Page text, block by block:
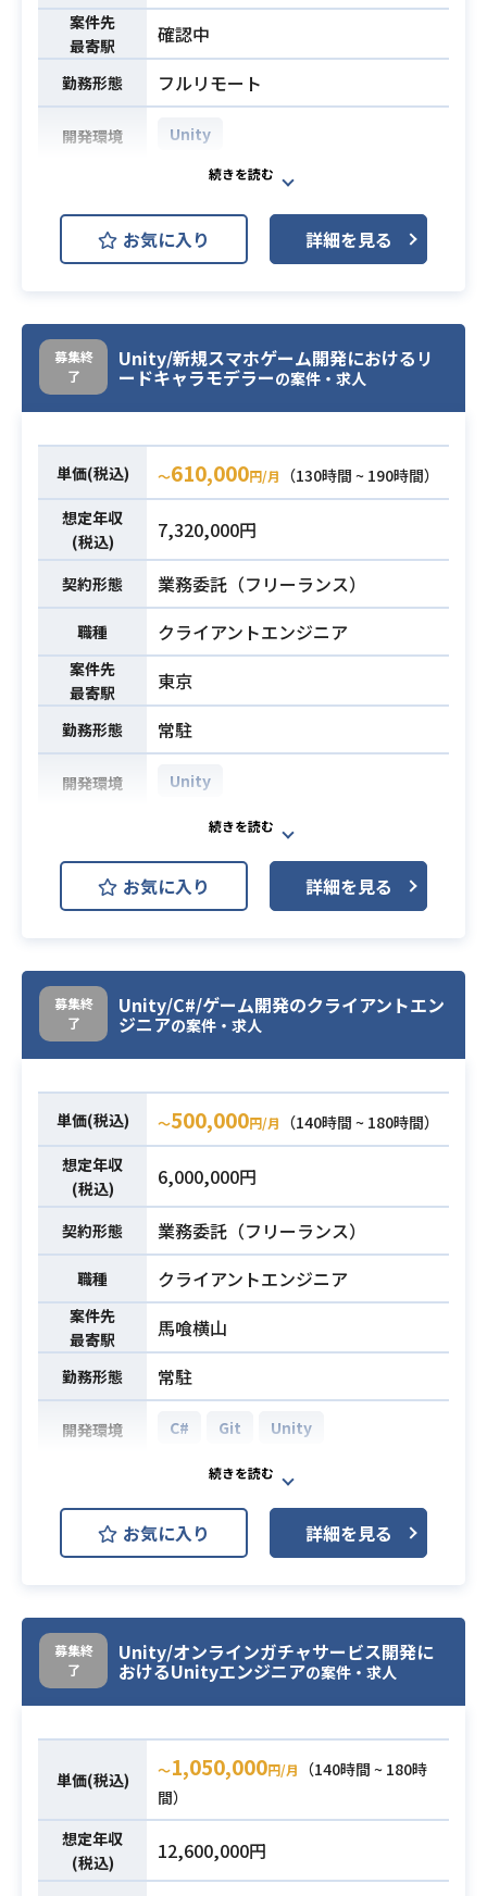
案件先
最寄駅
確認中
勤務形態 フルリモート
開発環境 Unity
某ゲーム企業において、下記の業務
を担当いただく想定です。
・Unityを利用したゲーム開発・運用
・ゲーム内 UI （アウトゲームコンテ
・仕様相談から要件・期間の見積も
り、実装
※詳細は面談時にお伝えいたしま
す。
必須スキル
・Unity (C#) を利用したゲーム開発
の業務経験
・uGUI によるゲーム内 UI の開発経
験（1年以上）
・UniRx, UniTask の利用経験
・UnitTest の実装経験
・PR のレビュー経験
お気に入り 詳細を見る
募集終
了
Unity/新規スマホゲーム開発におけるリ
ードキャラモデラーの案件・求人
単価(税込) 〜610,000円/月
（130時間 ~ 190時間）
想定年収
(税込)
7,320,000円
契約形態 業務委託（フリーランス）
職種 クライアントエンジニア
案件先
最寄駅
東京
勤務形態 常駐
開発環境 Unity
新規開発中のスマートフォン向けゲ
ームプロジェクトにおける、リード
キャラモデラー業務です。
キャラクターモデルに関する仕様策
シェーダー表現設計、
Unity上での実装確認・調整まで、プ
ログラム班やアート班と連携しなが
ら一貫して主導していただきます。
Googleスプレッドシート、Google
ドキュメント、Googleスライド等を
る概要書・仕様書の作成および実機
調整を担っていただきます。
・キャラクターモデルの仕様策定
・メッシュ構造、トポロジー方針の
定義
・シェーダーによるキャラクター表
現設計
・描画負荷、実機動作を考慮した設
計指針の整理
・作成した仕様書をベースとした、
プログラム班・アート班への作業依
頼およびUnity上での実装確認・調整
・仕様書に記載したパラメータや設
計意図のUnityへの反映、および実機
必須スキル
・コンシューマゲーム開発の実務経
験（8年以上）
・Unityを用いたキャラクターモデル
・キャラクターのメッシュ構造、ト
ポロジー設計の実務経験
・シェーダーを用いたキャラクター
・他職種（プログラマーやデザイナ
ー等）と仕様ベースで調整・進行し
お気に入り 詳細を見る
募集終
了
Unity/C#/ゲーム開発のクライアントエン
ジニアの案件・求人
単価(税込) 〜500,000円/月
（140時間 ~ 180時間）
想定年収
(税込)
6,000,000円
契約形態 業務委託（フリーランス）
職種 クライアントエンジニア
案件先
最寄駅
馬喰横山
勤務形態 常駐
開発環境 C# Git Unity
自社開発している既存のカードゲー
ム（リリース済）の改善・アップデ
ート業務、
および現在開発中であるスマートフ
の開発にクライアントエンジニアと
して携わっていただきます。
【仕事内容】
下記の業務を担っていただく想定で
・既存の自社開発カードゲームにお
ける改善およびアップデート対応
・スマートフォン、PC向け新作スポ
発
お気に入り 詳細を見る
募集終
了
Unity/オンラインガチャサービス開発に
おけるUnityエンジニアの案件・求人
単価(税込) 〜1,050,000円/月
（140時間 ~ 180時
間）
想定年収
(税込)
12,600,000円